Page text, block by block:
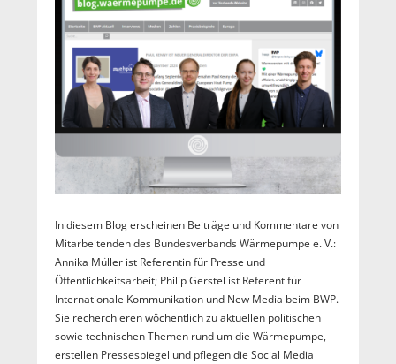
In diesem Blog erscheinen Beiträge und Kommentare von
Mitarbeitenden des Bundesverbands Wärmepumpe e. V.:
Annika Müller ist Referentin für Presse und
Öffentlichkeitsarbeit; Philip Gerstel ist Referent für
Internationale Kommunikation und New Media beim BWP.
Sie recherchieren wöchentlich zu aktuellen politischen
sowie technischen Themen rund um die Wärmepumpe,
erstellen Pressespiegel und pflegen die Social Media